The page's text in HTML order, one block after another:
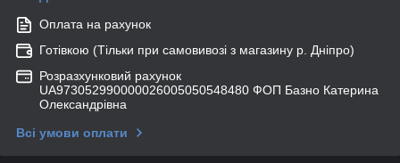
Оплата на рахунок
Готівкою (Тільки при самовивозі з магазину р. Дніпро)
Розразхунковий рахунок
UA973052990000026005050548480 ФОП Базно Катерина
Олександрівна
Всі умови оплати